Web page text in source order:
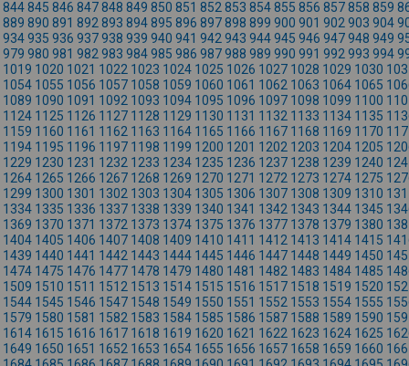
844845 846 847848 849 850 851 852 853 854855 856 857858 859
889 890 891 892 893 894895 896 897898 899 900 901 902 903 904
934935 936 937938 939 940 941 942 943 944945 946 947948 949
979 980 981 982 983 984985 986 987988 989 990 991 992 993 994
1019 1020 1021 1022 1023 1024 1025 1026 1027 1028 1029 1030
1054 1055 1056 1057 1058 1059 1060 1061 1062 1063 1064 1065
1089 1090 1091 1092 1093 1094 1095 1096 1097 1098 1099 1100
1124 1125 1126 1127 1128 1129 1130 1131 1132 1133 1134 1135
1159 1160 1161 1162 1163 1164 1165 1166 1167 1168 1169 1170
1194 1195 1196 1197 1198 1199 1200 1201 1202 1203 1204 1205
1229 1230 1231 1232 1233 1234 1235 1236 1237 1238 1239 1240
1264 1265 1266 1267 1268 1269 1270 1271 1272 1273 1274 1275
1299 1300 1301 1302 1303 1304 1305 1306 1307 1308 1309 1310
1334 1335 1336 1337 1338 1339 1340 1341 1342 1343 1344 1345
1369 1370 1371 1372 1373 1374 1375 1376 1377 1378 1379 1380
1404 1405 1406 1407 1408 1409 1410 1411 1412 1413 1414 1415
1439 1440 1441 1442 1443 1444 1445 1446 1447 1448 1449 1450
1474 1475 1476 1477 1478 1479 1480 1481 1482 1483 1484 1485
1509 1510 1511 1512 1513 1514 1515 1516 1517 1518 1519 1520
1544 1545 1546 1547 1548 1549 1550 1551 1552 1553 1554 1555
1579 1580 1581 1582 1583 1584 1585 1586 1587 1588 1589 1590
1614 1615 1616 1617 1618 1619 1620 1621 1622 1623 1624 1625
1649 1650 1651 1652 1653 1654 1655 1656 1657 1658 1659 1660